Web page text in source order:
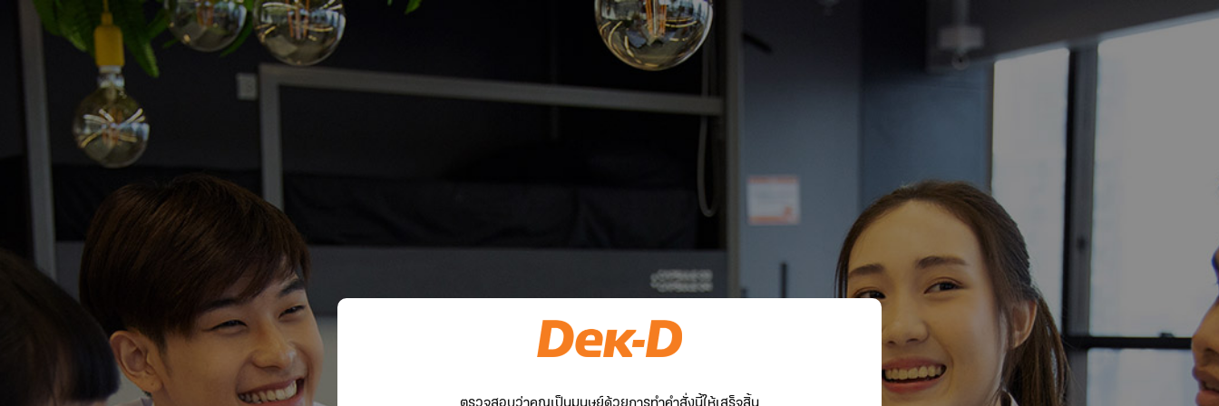
ตรวจสอบว่าคุณเป็นมนุษย์ด้วยการทำคำสั่งนี้ให้เสร็จสิ้น